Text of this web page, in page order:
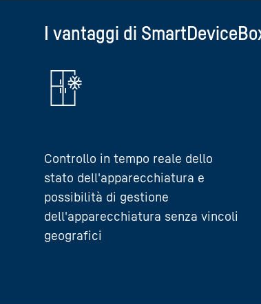
I vantaggi di
Controllo in tempo reale dello
stato dell'apparecchiatura e
possibilità di gestione
dell'apparecchiatura senza vincoli
geografici